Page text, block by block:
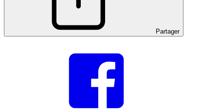
Partager